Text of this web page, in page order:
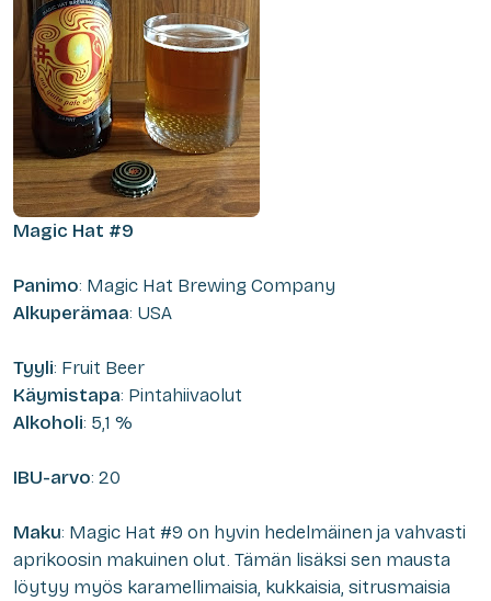
Magic Hat #9
Panimo: Magic Hat Brewing Company
Alkuperämaa: USA
Tyyli: Fruit Beer
Käymistapa: Pintahiivaolut
Alkoholi: 5,1 %
IBU-arvo: 20
Maku: Magic Hat #9 on hyvin hedelmäinen ja vahvasti
aprikoosin makuinen olut. Tämän lisäksi sen mausta
löytyy myös karamellimaisia, kukkaisia, sitrusmaisia